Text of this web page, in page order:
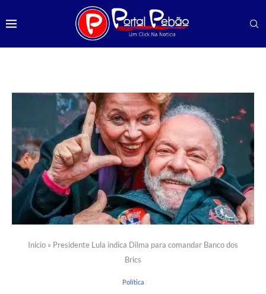
Início » Presidente Lula indica Dilma para comandar Banco dos
Brics
Política